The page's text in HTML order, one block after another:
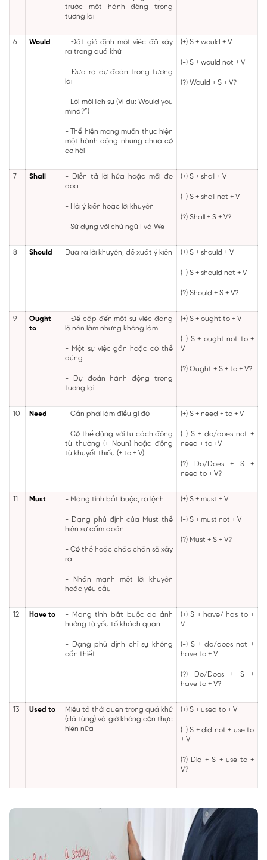
trước một hành động trong
tương lai
6 Would
- Đặt giả định một việc đã xảy
ra trong quá khứ
- Đưa ra dự đoán trong tương
lai
- Lời mời lịch sự (Ví dụ: Would you
mind?”)
- Thể hiện mong muốn thực hiện
một hành động nhưng chưa có
cơ hội
(+) S + would + V
(-) S + would not + V
(?) Would + S + V?
7 Shall
- Diễn tả lời hứa hoặc mối đe
dọa
- Hỏi ý kiến hoặc lời khuyên
- Sử dụng với chủ ngữ I và We
(+) S + shall + V
(-) S + shall not + V
(?) Shall + S + V?
8 Should Đưa ra lời khuyên, đề xuất ý kiến (+) S + should + V
(-) S + should not + V
(?) Should + S + V?
9
Ought
to
- Đề cập đến một sự việc đáng
lẽ nên làm nhưng không làm
- Một sự việc gần hoặc có thể
đúng
- Dự đoán hành động trong
tương lai
(+) S + ought to + V
(-) S + ought not to +
V
(?) Ought + S + to + V?
10 Need - Cần phải làm điều gì đó
- Có thể dùng với tư cách động
từ thường (+ Noun) hoặc động
từ khuyết thiếu (+ to + V)
(+) S + need + to + V
(-) S + do/does not +
need + to +V
(?) Do/Does + S +
need to + V?
11 Must - Mang tính bắt buộc, ra lệnh
- Dạng phủ định của Must thể
hiện sự cấm đoán
- Có thể hoặc chắc chắn sẽ xảy
ra
- Nhấn mạnh một lời khuyên
hoặc yêu cầu
(+) S + must + V
(-) S + must not + V
(?) Must + S + V?
12 Have to
- Mang tính bắt buộc do ảnh
hưởng từ yếu tố khách quan
- Dạng phủ định chỉ sự không
cần thiết
(+) S + have/ has to +
V
(-) S + do/does not +
have to + V
(?) Do/Does + S +
have to + V?
13 Used to
Miêu tả thói quen trong quá khứ
(đã từng) và giờ không còn thực
hiện nữa
(+) S + used to + V
(-) S + did not + use to
+ V
(?) Did + S + use to +
V?